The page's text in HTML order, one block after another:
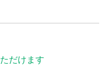
だけます